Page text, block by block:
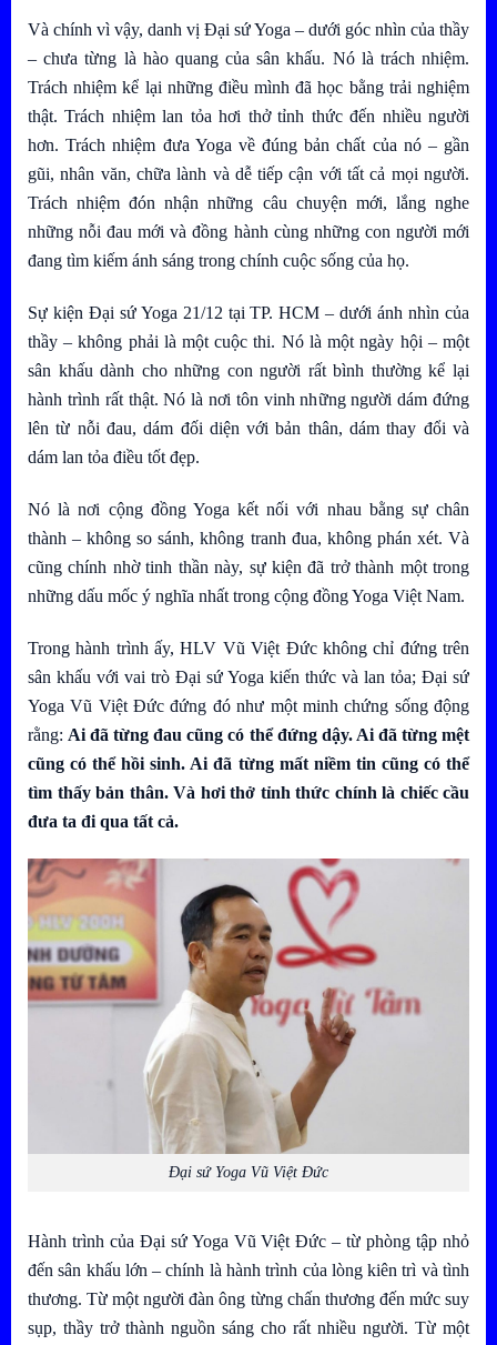
Và chính vì vậy, danh vị Đại sứ Yoga – dưới góc nhìn của thầy
– chưa từng là hào quang của sân khấu. Nó là trách nhiệm.
Trách nhiệm kể lại những điều mình đã học bằng trải nghiệm
thật. Trách nhiệm lan tỏa hơi thở tỉnh thức đến nhiều người
hơn. Trách nhiệm đưa Yoga về đúng bản chất của nó – gần
gũi, nhân văn, chữa lành và dễ tiếp cận với tất cả mọi người.
Trách nhiệm đón nhận những câu chuyện mới, lắng nghe
những nỗi đau mới và đồng hành cùng những con người mới
đang tìm kiếm ánh sáng trong chính cuộc sống của họ.
Sự kiện Đại sứ Yoga 21/12 tại TP. HCM – dưới ánh nhìn của
thầy – không phải là một cuộc thi. Nó là một ngày hội – một
sân khấu dành cho những con người rất bình thường kể lại
hành trình rất thật. Nó là nơi tôn vinh những người dám đứng
lên từ nỗi đau, dám đối diện với bản thân, dám thay đổi và
dám lan tỏa điều tốt đẹp.
Nó là nơi cộng đồng Yoga kết nối với nhau bằng sự chân
thành – không so sánh, không tranh đua, không phán xét. Và
cũng chính nhờ tinh thần này, sự kiện đã trở thành một trong
những dấu mốc ý nghĩa nhất trong cộng đồng Yoga Việt Nam.
Trong hành trình ấy, HLV Vũ Việt Đức không chỉ đứng trên
sân khấu với vai trò Đại sứ Yoga kiến thức và lan tỏa; Đại sứ
Yoga Vũ Việt Đứcđứng đó như một minh chứng sống động
rằng: Ai đã từng đau cũng có thể đứng dậy. Ai đã từng mệt
cũng có thể hồi sinh. Ai đã từng mất niềm tin cũng có thể
tìm thấy bản thân. Và hơi thở tỉnh thức chính là chiếc cầu
đưa ta đi qua tất cả.
Đại sứ Yoga Vũ Việt Đức
Hành trình của Đại sứ Yoga Vũ Việt Đức – từ phòng tập nhỏ
đến sân khấu lớn – chính là hành trình của lòng kiên trì và tình
thương. Từ một người đàn ông từng chấn thương đến mức suy
sụp, thầy trở thành nguồn sáng cho rất nhiều người. Từ một